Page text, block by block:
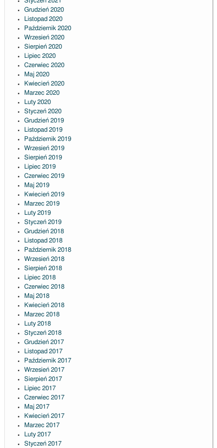
Grudzień 2020
Listopad 2020
Październik 2020
Wrzesień 2020
Sierpień 2020
Lipiec 2020
Czerwiec 2020
Maj 2020
Kwiecień 2020
Marzec 2020
Luty 2020
Styczeń 2020
Grudzień 2019
Listopad 2019
Październik 2019
Wrzesień 2019
Sierpień 2019
Lipiec 2019
Czerwiec 2019
Maj 2019
Kwiecień 2019
Marzec 2019
Luty 2019
Styczeń 2019
Grudzień 2018
Listopad 2018
Październik 2018
Wrzesień 2018
Sierpień 2018
Lipiec 2018
Czerwiec 2018
Maj 2018
Kwiecień 2018
Marzec 2018
Luty 2018
Styczeń 2018
Grudzień 2017
Listopad 2017
Październik 2017
Wrzesień 2017
Sierpień 2017
Lipiec 2017
Czerwiec 2017
Maj 2017
Kwiecień 2017
Marzec 2017
Luty 2017
Styczeń 2017